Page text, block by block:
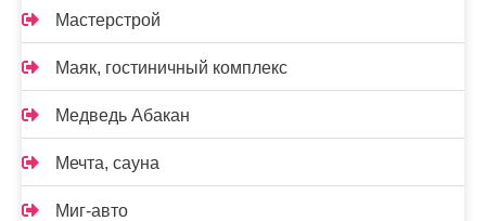
Мастерстрой
Маяк, гостиничный комплекс
Медведь Абакан
Мечта, сауна
Миг-авто